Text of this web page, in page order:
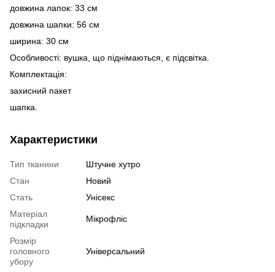
довжина лапок: 33 см
довжина шапки: 56 см
ширина: 30 см
Особливості: вушка, що піднімаються, є підсвітка.
Комплектація:
захисний пакет
шапка.
Характеристики
Тип тканини
Штучне хутро
Стан
Новий
Стать
Унісекс
Матеріал
підкладки
Мікрофліс
Розмір
головного
убору
Універсальний